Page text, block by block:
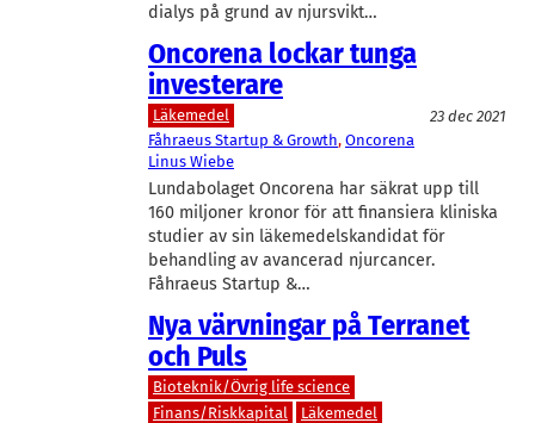
dialys på grund av njursvikt…
Oncorena lockar tunga
investerare
Läkemedel
23 dec 2021
Fåhraeus Startup & Growth, Oncorena
Linus Wiebe
Lundabolaget Oncorena har säkrat upp till
160 miljoner kronor för att finansiera kliniska
studier av sin läkemedelskandidat för
behandling av avancerad njurcancer.
Fåhraeus Startup &…
Nya värvningar på Terranet
och Puls
Bioteknik/Övrig life science
Finans/Riskkapital
Läkemedel